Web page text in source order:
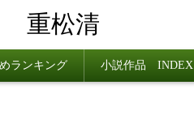
重松清
ランキング 小説作品 INDEX